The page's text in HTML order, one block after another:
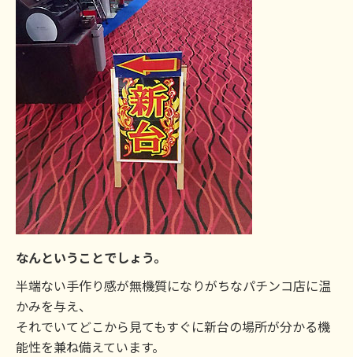
なんということでしょう。
半端ない手作り感が無機質になりがちなパチンコ店に温
かみを与え、
それでいてどこから見てもすぐに新台の場所が分かる機
能性を兼ね備えています。